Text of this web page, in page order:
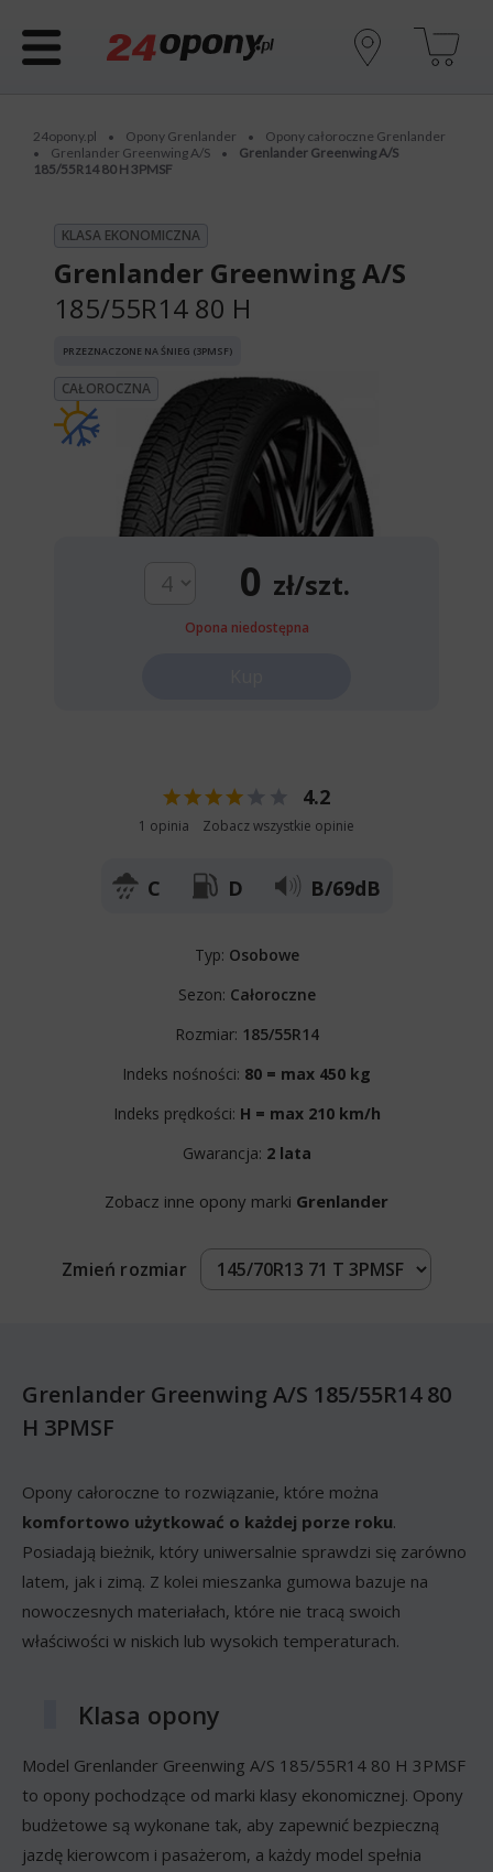
24opony.pl • Opony Grenlander • Opony całoroczne Grenlander
• Grenlander Greenwing A/S •
Grenlander Greenwing A/S
185/55R14 80 H 3PMSF
KLASA EKONOMICZNA
Grenlander Greenwing A/S
185/55R14 80 H
PRZEZNACZONE NA ŚNIEG (3PMSF)
CAŁOROCZNA
0 zł/szt.
Opona niedostępna
4.2
1 opinia Zobacz wszystkie opinie
C D B/69dB
Typ: Osobowe
Sezon: Całoroczne
Rozmiar: 185/55R14
Indeks nośności: 80 = max 450 kg
Indeks prędkości: H = max 210 km/h
Gwarancja: 2 lata
Zobacz inne opony marki Grenlander
Zmień rozmiar
Grenlander Greenwing A/S 185/55R14 80
H 3PMSF
Opony całoroczne to rozwiązanie, które można
komfortowo użytkować o każdej porze roku.
Posiadają bieżnik, który uniwersalnie sprawdzi się zarówno
latem, jak i zimą. Z kolei mieszanka gumowa bazuje na
nowoczesnych materiałach, które nie tracą swoich
właściwości w niskich lub wysokich temperaturach.
Klasa opony
Model Grenlander Greenwing A/S 185/55R14 80 H 3PMSF
to opony pochodzące od marki klasy ekonomicznej. Opony
budżetowe są wykonane tak, aby zapewnić bezpieczną
jazdę kierowcom i pasażerom, a każdy model spełnia